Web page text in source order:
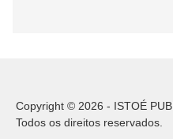
Copyright © 2026 - ISTOÉ
Todos os direitos reservados.